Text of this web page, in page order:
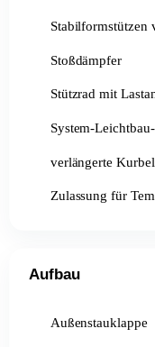
Stoßdämpfer
Stützrad mit
System-
verlängerte
Zulassung für
Aufbau
Außenstauklappe